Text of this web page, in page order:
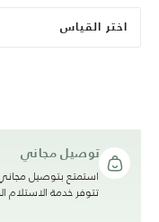
اختر القياس
توصيل مجاني
تتوفر خدمة الاستلام